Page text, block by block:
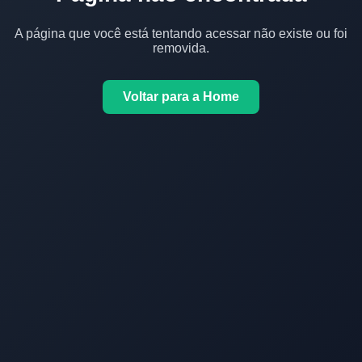
A página que você está tentando acessar não existe ou foi
removida.
Voltar para a Home